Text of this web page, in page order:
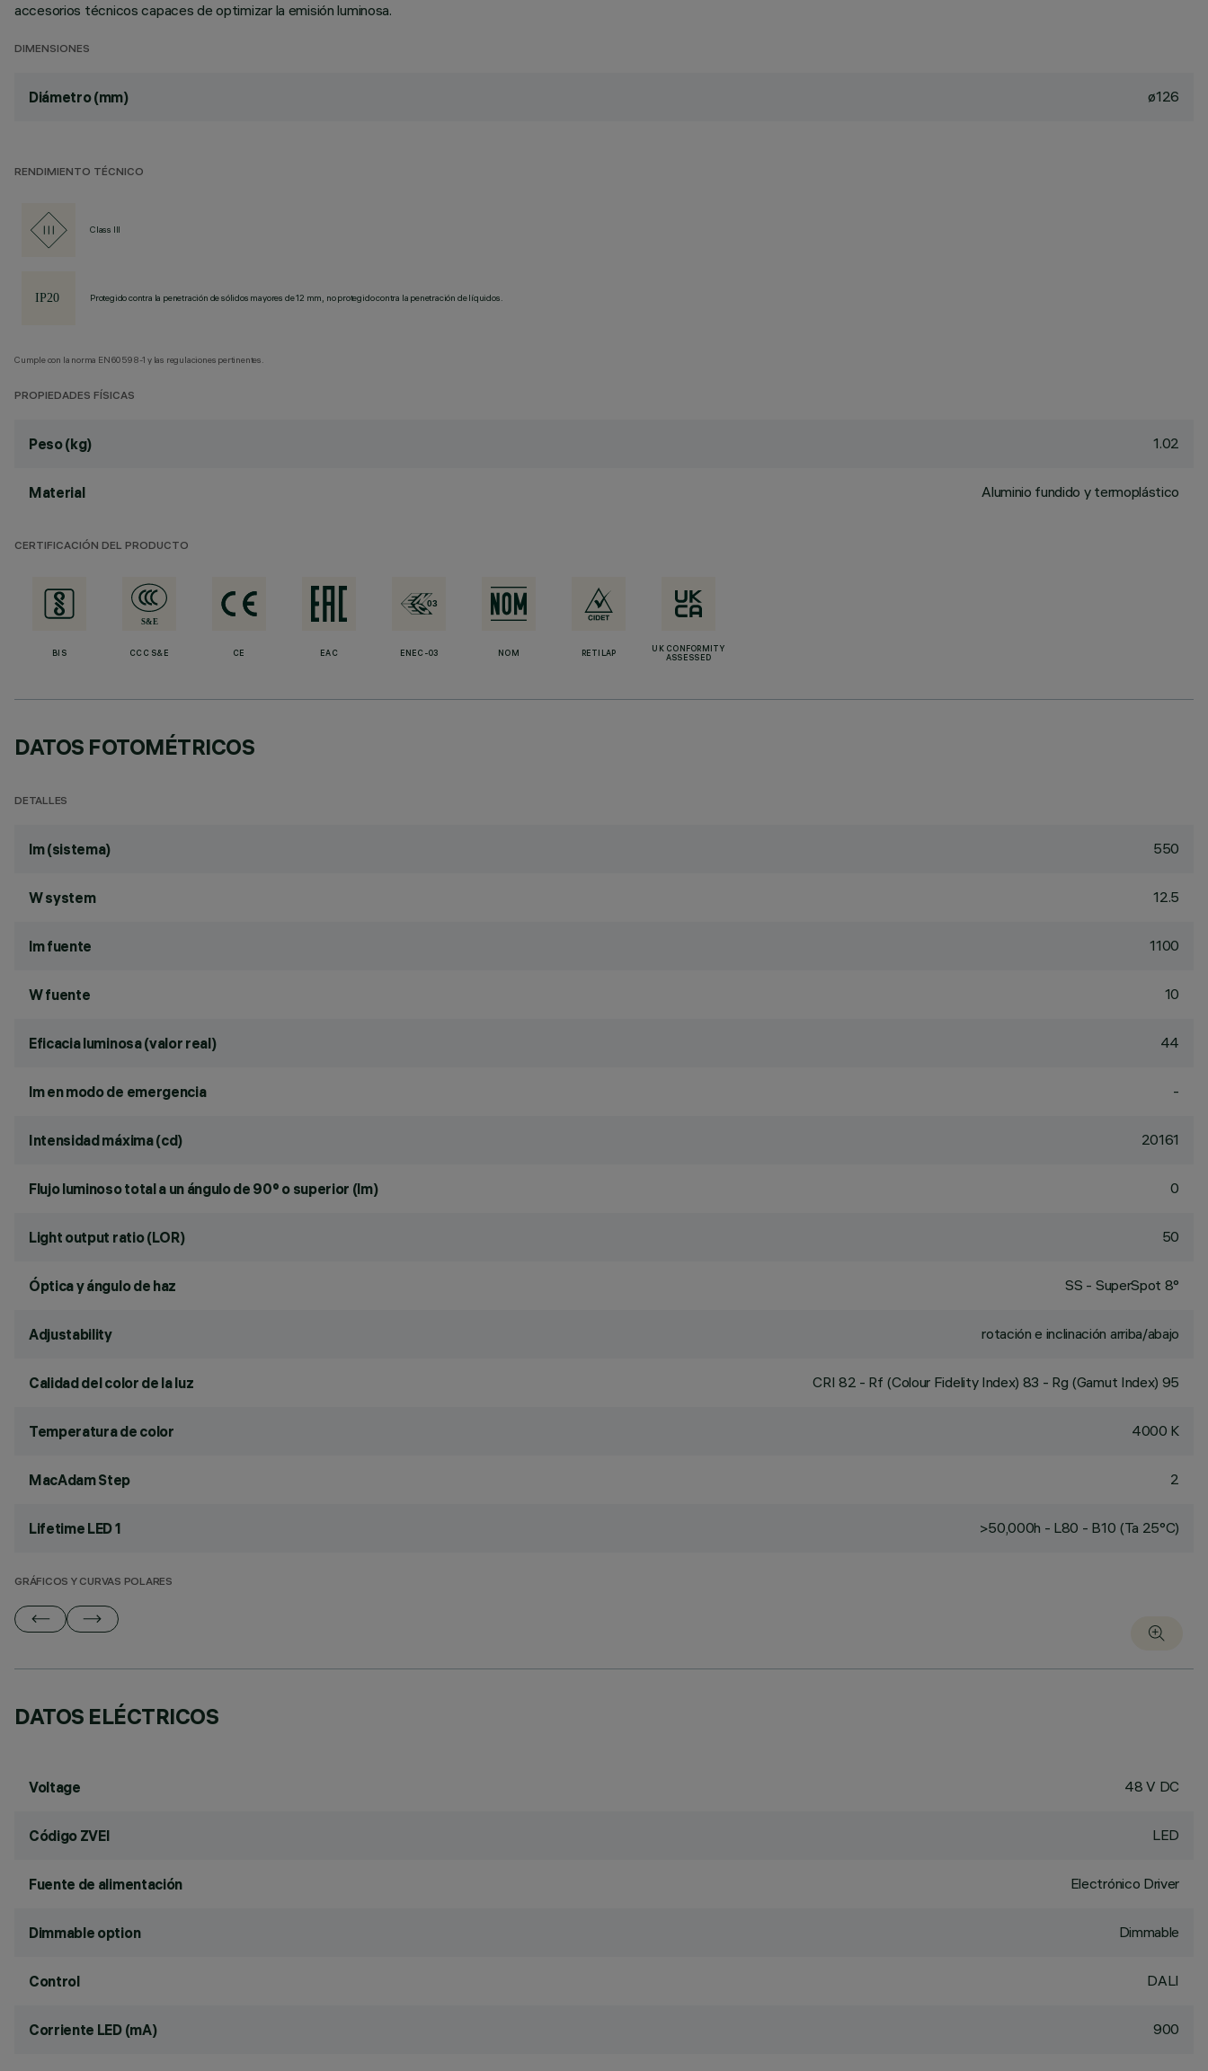
accesorios técnicos capaces de optimizar la emisión luminosa.
DIMENSIONES
Diámetro (mm) ø126
RENDIMIENTO TÉCNICO
Class III
Protegido contra la penetración de sólidos mayores de 12 mm, no protegido contra la penetración de líquidos.
Cumple con la norma EN60598-1 y las regulaciones pertinentes.
PROPIEDADES FÍSICAS
Peso (kg) 1.02
Material Aluminio fundido y termoplástico
CERTIFICACIÓN DEL PRODUCTO
BIS CCC S&E CE EAC ENEC-03 NOM RETILAP
UK CONFORMITY
ASSESSED
DATOS FOTOMÉTRICOS
DETALLES
lm (sistema) 550
W system 12.5
lm fuente 1100
W fuente 10
Eficacia luminosa (valor real) 44
lm en modo de emergencia -
Intensidad máxima (cd) 20161
Flujo luminoso total a un ángulo de 90° o superior (lm) 0
Light output ratio (LOR) 50
Óptica y ángulo de haz SS - SuperSpot 8°
Adjustability rotación e inclinación arriba/abajo
Calidad del color de la luz CRI 82 - Rf (Colour Fidelity Index) 83 - Rg (Gamut Index) 95
Temperatura de color 4000 K
MacAdam Step 2
Lifetime LED 1 >50,000h - L80 - B10 (Ta 25°C)
GRÁFICOS Y CURVAS POLARES
DATOS ELÉCTRICOS
Voltage 48 V DC
Código ZVEI LED
Fuente de alimentación Electrónico Driver
Dimmable option Dimmable
Control DALI
Corriente LED (mA) 900